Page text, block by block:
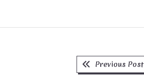
BeitragsnavigationPrevious Post